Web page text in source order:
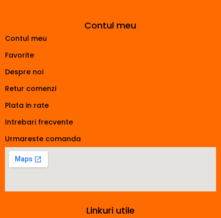
Contul meu
Contul meu
Favorite
Despre noi
Retur comenzi
Plata in rate
Intrebari frecvente
Urmareste comanda
Linkuri utile